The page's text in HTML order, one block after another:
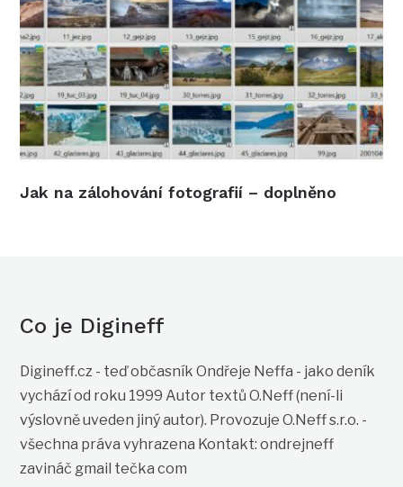
Jak na zálohování fotografií – doplněno
Co je Digineff
Digineff.cz - teď občasník Ondřeje Neffa - jako deník
vychází od roku 1999 Autor textů O.Neff (není-li
výslovně uveden jiný autor). Provozuje O.Neff s.r.o. -
všechna práva vyhrazena Kontakt: ondrejneff
zavináč gmail tečka com